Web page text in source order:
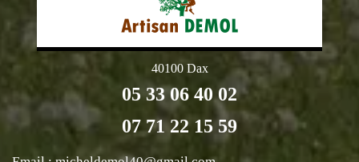
40100 Dax
05 33 06 40 02
07 71 22 15 59